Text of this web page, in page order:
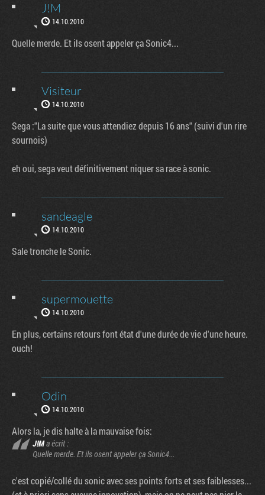
J!M
14.10.2010
Quelle merde. Et ils osent appeler ça Sonic4...
Visiteur
14.10.2010
Sega :"La suite que vous attendiez depuis 16 ans" (suivi d'un rire
sournois)
eh oui, sega veut définitivement niquer sa race à sonic.
sandeagle
14.10.2010
Sale tronche le Sonic.
supermouette
14.10.2010
En plus, certains retours font état d'une durée de vie d'une heure.
ouch!
Odin
14.10.2010
Alors la, je dis halte à la mauvaise fois:
J!Ma écrit :
Quelle merde. Et ils osent appeler ça Sonic4...
c'est copié/collé du sonic avec ses points forts et ses faiblesses...